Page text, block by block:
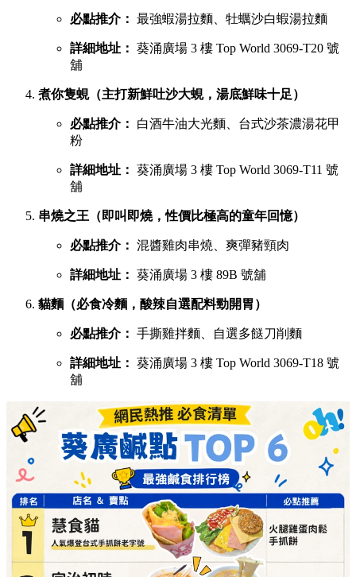
必點推介： 最強蝦湯拉麵、牡蠣沙白蝦湯拉麵
詳細地址： 葵涌廣場 3 樓 Top World 3069-T20 號
舖
煮你隻蜆（主打新鮮吐沙大蜆，湯底鮮味十足）
必點推介：
白酒牛油大光麵、台式沙茶濃湯花甲
粉
詳細地址： 葵涌廣場 3 樓 Top World 3069-T11 號
舖
串燒之王（即叫即燒，性價比極高的童年回憶）
必點推介： 混醬雞肉串燒、爽彈豬頸肉
詳細地址： 葵涌廣場 3 樓 89B 號舖
貓麵（必食冷麵，酸辣自選配料勁開胃）
必點推介： 手撕雞拌麵、自選多餸刀削麵
詳細地址： 葵涌廣場 3 樓 Top World 3069-T18 號
舖